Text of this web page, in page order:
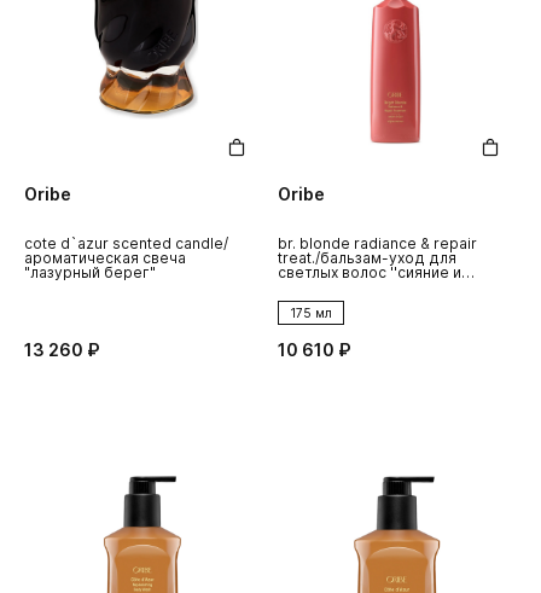
Oribe
cote d`azur scented candle/
ароматическая свеча
"лазурный берег"
13 260 ₽
Oribe
br. blonde radiance & repair
treat./бальзам-уход для
светлых волос ''сияние и
175 мл
10 610 ₽